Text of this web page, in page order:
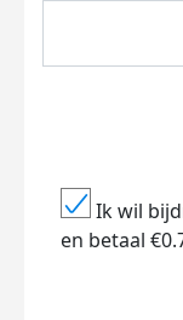
Ik wil
en betaal